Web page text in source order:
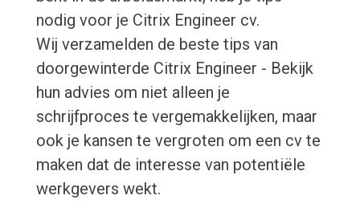
nodig voor je Citrix Engineer cv.
Wij verzamelden de beste tips van
doorgewinterde Citrix Engineer - Bekijk
hun advies om niet alleen je
schrijfproces te vergemakkelijken, maar
ook je kansen te vergroten om een cv te
maken dat de interesse van potentiële
werkgevers wekt.